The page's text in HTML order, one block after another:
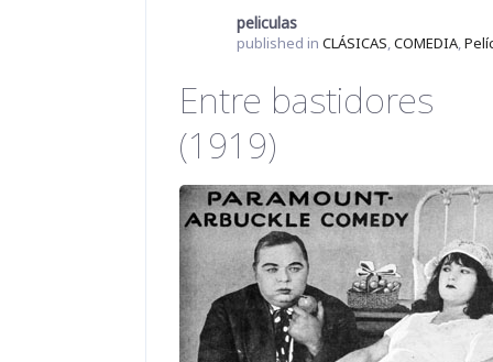
peliculas
published in CLÁSICAS COMEDIA
Entre bastidores
(1919)